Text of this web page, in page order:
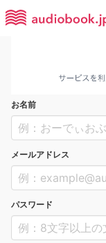
お名前
メールアドレス
パスワード